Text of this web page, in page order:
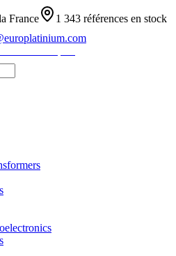
France
1 343 références en stock